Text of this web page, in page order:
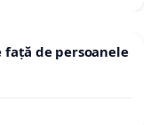
de persoanele